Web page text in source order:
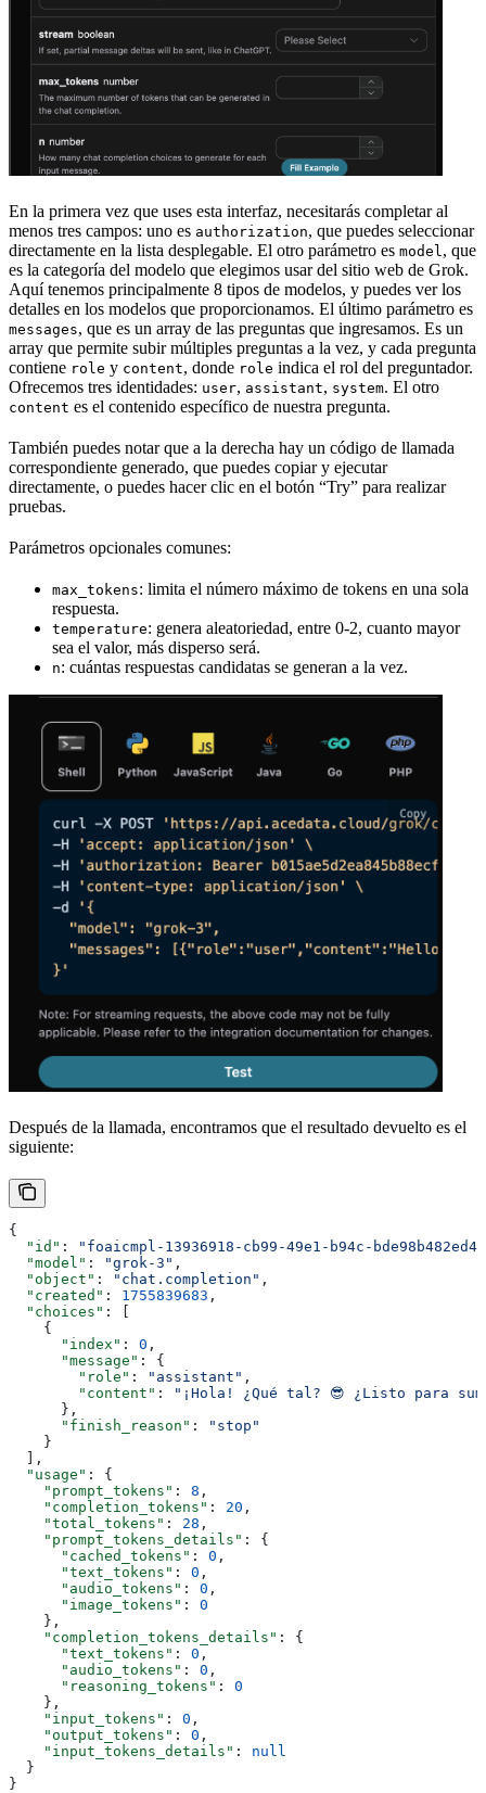
En la primera vez que uses esta interfaz, necesitarás completar al
menos tres campos: uno es authorization, que puedes seleccionar
directamente en la lista desplegable. El otro parámetro es model , que
es la categoría del modelo que elegimos usar del sitio web de Grok.
Aquí tenemos principalmente 8 tipos de modelos, y puedes ver los
detalles en los modelos que proporcionamos. El último parámetro es
messages, que es un array de las preguntas que ingresamos. Es un
array que permite subir múltiples preguntas a la vez, y cada pregunta
contiene role y content, donde role indica el rol del preguntador.
Ofrecemos tres identidades: user, assistant, system. El otro
content es el contenido específico de nuestra pregunta.
También puedes notar que a la derecha hay un código de llamada
correspondiente generado, que puedes copiar y ejecutar
directamente, o puedes hacer clic en el botón “Try” para realizar
pruebas.
Parámetros opcionales comunes:
max_tokens: limita el número máximo de tokens en una sola
respuesta.
temperature: genera aleatoriedad, entre 0-2, cuanto mayor
sea el valor, más disperso será.
n: cuántas respuestas candidatas se generan a la vez.
Después de la llamada, encontramos que el resultado devuelto es el
siguiente:
{
  "id"
:
"foaicmpl-13936918-cb99-49e1-b94c-bde98b482ed4"
  "model"
: "grok-3" ,
  "object"
: "chat.completion" ,
  "created"
: 1755839683 ,
  "choices"
: [
    {
      "index"
: 0 ,
      "message"
: {
        "role"
: "assistant" ,
        "content"
:
"¡Hola! ¿Qué tal? 😎 ¿Listo para
      },
      "finish_reason"
:
"stop"
    }
  ],
  "usage"
: {
    "prompt_tokens"
: 8 ,
    "completion_tokens"
: 20 ,
    "total_tokens"
: 28 ,
    "prompt_tokens_details"
: {
      "cached_tokens"
: 0 ,
      "text_tokens"
: 0 ,
      "audio_tokens"
: 0 ,
      "image_tokens"
: 0
    },
    "completion_tokens_details"
: {
      "text_tokens"
: 0 ,
      "audio_tokens"
: 0 ,
      "reasoning_tokens"
: 0
    },
    "input_tokens"
: 0 ,
    "output_tokens"
: 0 ,
    "input_tokens_details"
: null
  }
}